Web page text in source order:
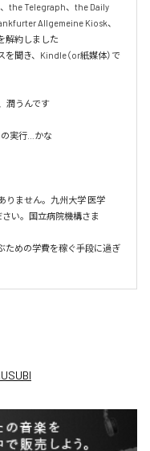
the Telegraph、the Daily
Allgemeine Kiosk、
解約しました
聞き、Kindle（or紙媒体）で
潤うんです
実行…かな
りません。九州大学 医学
い。国立病院機構さま
ための学費を稼ぐ手段に過ぎ